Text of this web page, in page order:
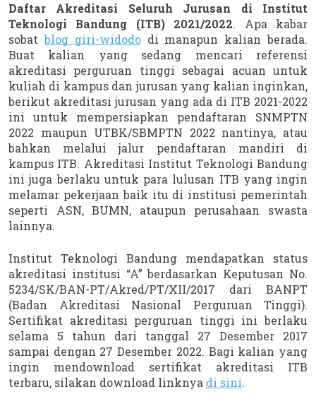
Daftar Akreditasi Seluruh Jurusan di Institut
Teknologi Bandung (ITB) 2021/2022. Apa kabar
sobat blog giri-widodo di manapun kalian berada.
Buat kalian yang sedang mencari referensi
akreditasi perguruan tinggi sebagai acuan untuk
kuliah di kampus dan jurusan yang kalian inginkan,
berikut akreditasi jurusan yang ada di ITB 2021-2022
ini untuk mempersiapkan pendaftaran SNMPTN
2022 maupun UTBK/SBMPTN 2022 nantinya, atau
bahkan melalui jalur pendaftaran mandiri di
kampus ITB. Akreditasi Institut Teknologi Bandung
ini juga berlaku untuk para lulusan ITB yang ingin
melamar pekerjaan baik itu di institusi pemerintah
seperti ASN, BUMN, ataupun perusahaan swasta
lainnya.
Institut Teknologi Bandung mendapatkan status
akreditasi institusi “A” berdasarkan Keputusan No.
5234/SK/BAN-PT/Akred/PT/XII/2017 dari BANPT
(Badan Akreditasi Nasional Perguruan Tinggi).
Sertifikat akreditasi perguruan tinggi ini berlaku
selama 5 tahun dari tanggal 27 Desember 2017
sampai dengan 27 Desember 2022. Bagi kalian yang
ingin mendownload sertifikat akreditasi ITB
terbaru, silakan download linknya di sini.